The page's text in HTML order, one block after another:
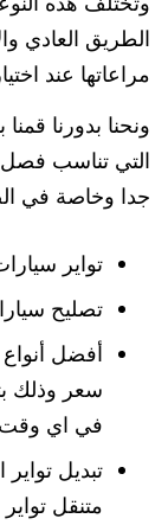
الطريق العادي
مراعاتها عند
ونحنا بدورنا
التي تناسب فصل
جدا وخاصة في
تواير
تصليح
أفضل
سعر وذلك
في اي
تبديل
متنقل